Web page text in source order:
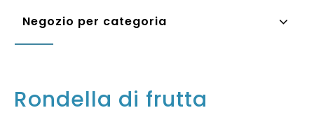
Negozio per categoria
Rondella di frutta